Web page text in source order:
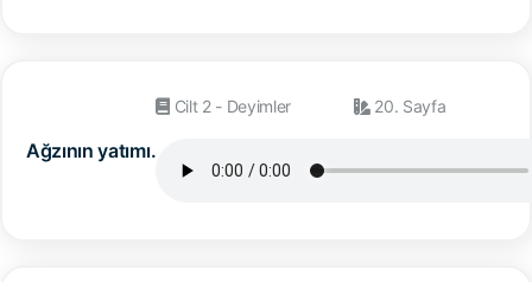
Ağzının yatımı.
Cilt 2 - Deyimler 20. Sayfa